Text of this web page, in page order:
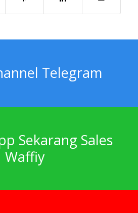
Telegram
Sekarang Sales
Waffiy